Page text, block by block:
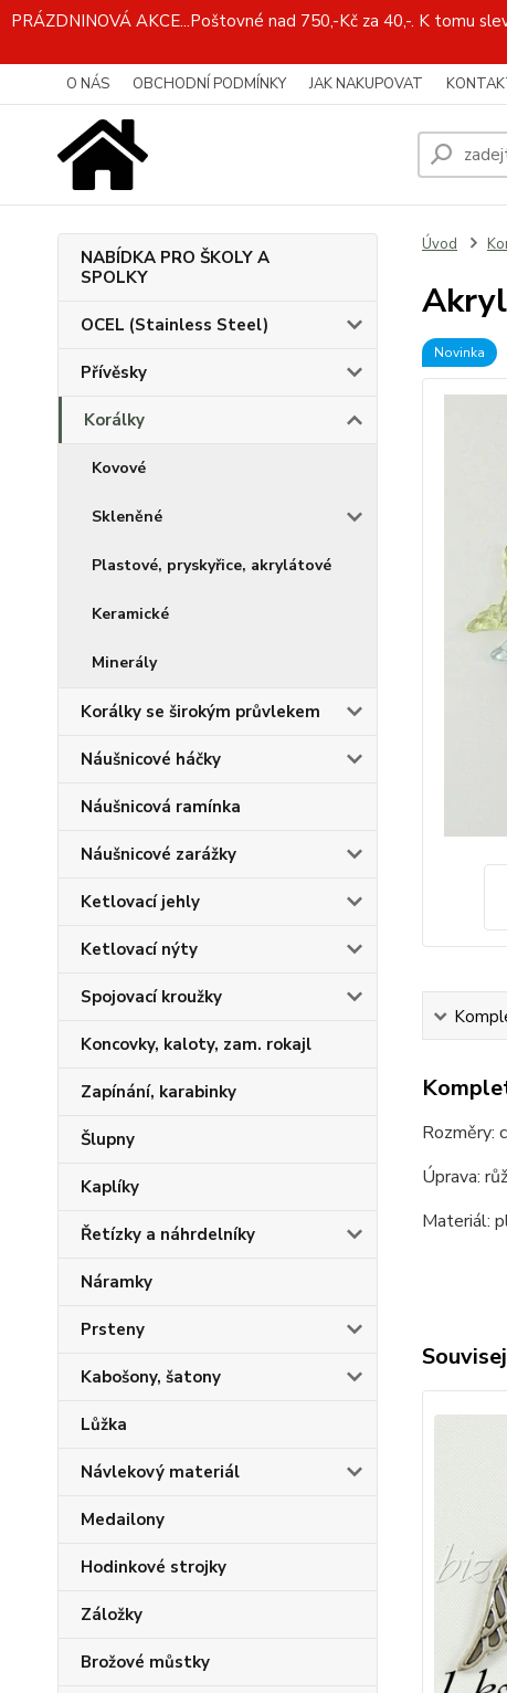
PRÁZDNINOVÁ AKCE...Poštovné nad 750,-Kč za 40,-. K tomu
O NÁS OBCHODNÍ PODMÍNKY JAK NAKUPOVAT
NABÍDKA PRO ŠKOLY A
SPOLKY
OCEL (Stainless Steel)
Přívěsky
Korálky
Kovové
Skleněné
Plastové, pryskyřice, akrylátové
Keramické
Minerály
Korálky se širokým průvlekem
Náušnicové háčky
Náušnicová ramínka
Náušnicové zarážky
Ketlovací jehly
Ketlovací nýty
Spojovací kroužky
Koncovky, kaloty, zam. rokajl
Zapínání, karabinky
Šlupny
Kaplíky
Řetízky a náhrdelníky
Náramky
Prsteny
Kabošony, šatony
Lůžka
Návlekový materiál
Medailony
Hodinkové strojky
Záložky
Brožové můstky
Úvod
Novinka
Rozměry:
Úprava:
Materiál: